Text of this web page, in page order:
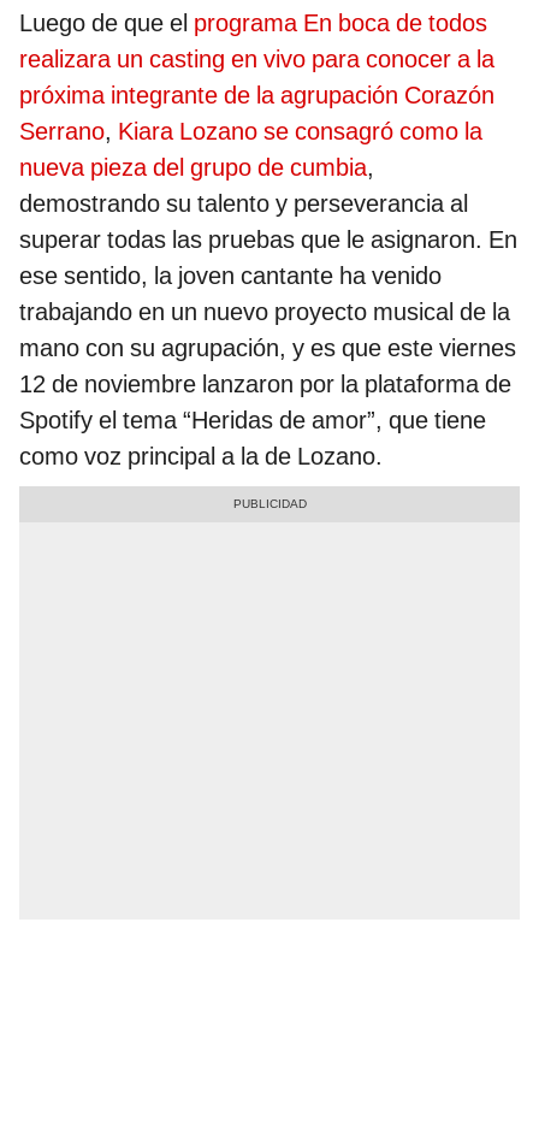
Luego de que el programa En boca de todos
realizara un casting en vivo para conocer a la
próxima integrante de la agrupación Corazón
Serrano, Kiara Lozano se consagró como la
nueva pieza del grupo de cumbia,
demostrando su talento y perseverancia al
superar todas las pruebas que le asignaron. En
ese sentido, la joven cantante ha venido
trabajando en un nuevo proyecto musical de la
mano con su agrupación, y es que este viernes
12 de noviembre lanzaron por la plataforma de
Spotify el tema “Heridas de amor”, que tiene
como voz principal a la de Lozano.